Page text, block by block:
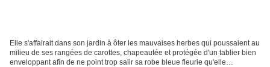
Elle s'affairait dans son jardin à ôter les mauvaises herbes qui poussaient au
milieu de ses rangées de carottes, chapeautée et protégée d'un tablier bien
enveloppant afin de ne point trop salir sa robe bleue fleurie qu'elle